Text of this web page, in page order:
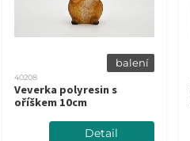
balení
40208
Veverka polyresin s
oříškem 10cm
Detail